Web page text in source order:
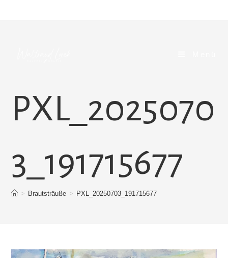
PXL_2025070
3_191715677
> Brautsträuße > PXL_20250703_191715677